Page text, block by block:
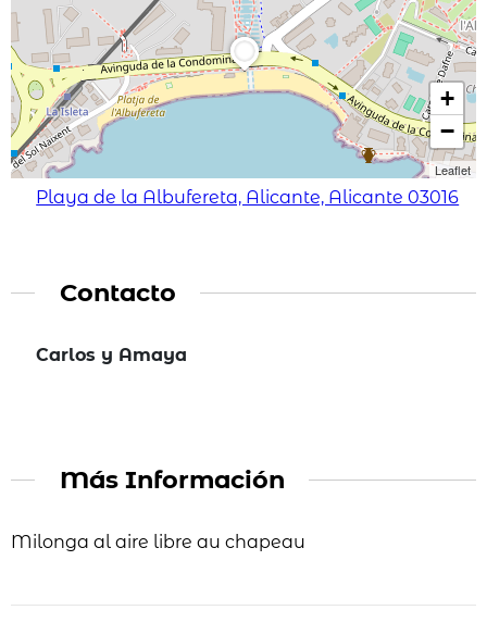
+
−
Leaflet
Playa de la Albufereta, Alicante, Alicante 03016
Contacto
Carlos y Amaya
Más Información
Milonga al aire libre au chapeau